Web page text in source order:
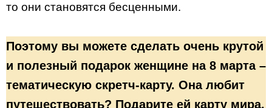
то они становятся бесценными.
Поэтому вы можете сделать очень крутой
и полезный подарок женщине на 8 марта –
тематическую скретч-карту. Она любит
путешествовать? Подарите ей карту мира,